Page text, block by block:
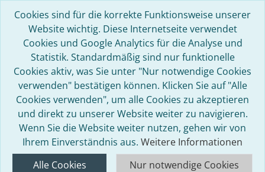
Cookies sind für die korrekte Funktionsweise unserer
Website wichtig. Diese Internetseite verwendet
Cookies und Google Analytics für die Analyse und
Statistik. Standardmäßig sind nur funktionelle
Cookies aktiv, was Sie unter "Nur notwendige Cookies
verwenden" bestätigen können. Klicken Sie auf "Alle
Cookies verwenden", um alle Cookies zu akzeptieren
und direkt zu unserer Website weiter zu navigieren.
Wenn Sie die Website weiter nutzen, gehen wir von
Ihrem Einverständnis aus. Weitere Informationen
Alle Cookies
Nur notwendige Cookies